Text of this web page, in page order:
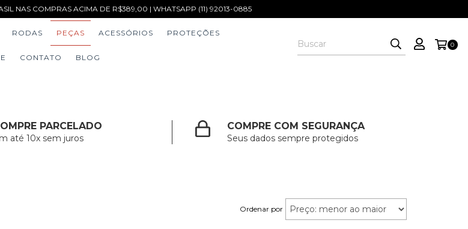
NAS COMPRAS ACIMA DE R$389,00 | WHATSAPP (11) 92013-0885
RODAS PEÇAS ACESSÓRIOS PROTEÇÕES
CONTATO BLOG
0
PARCELADO
até 10x sem juros
COMPRE COM SEGURANÇA
Seus dados sempre protegidos
Ordenar por